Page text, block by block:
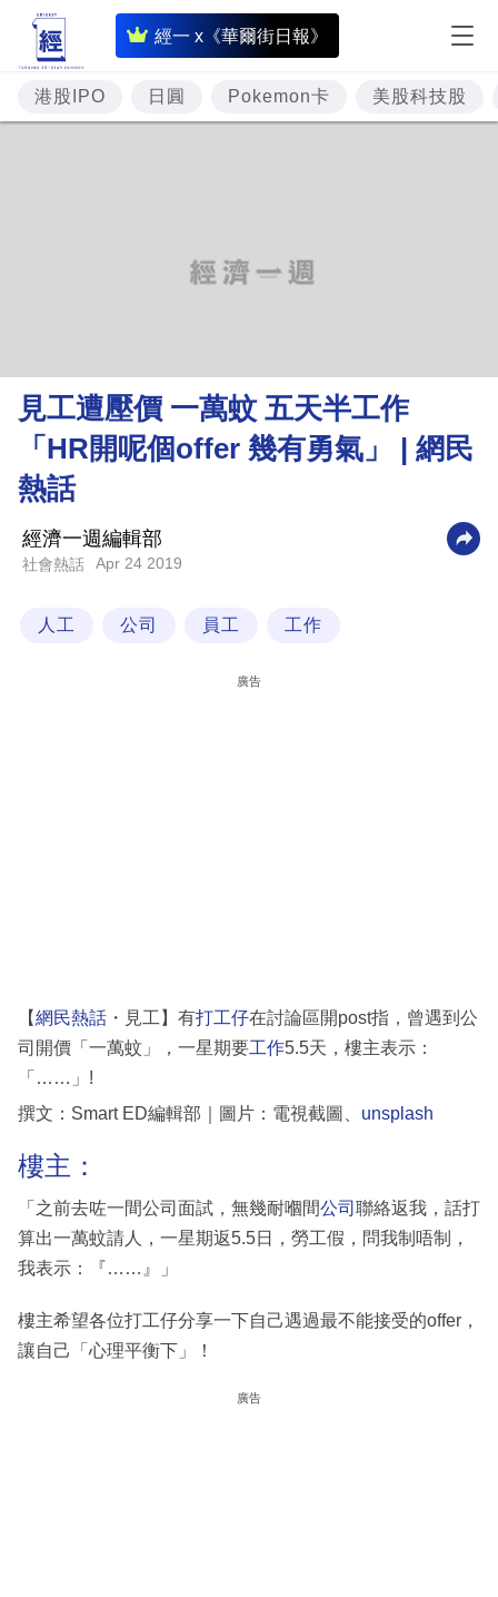
經一 x《華爾街日報》
即
時
財
經
理
財
商
科
技
場
港股IPO 日圓 Pokemon卡 美股科技股
見工遭壓價 一萬蚊 五天半工作
「HR開呢個offer 幾有勇氣」 | 網民
熱話
經濟一週編輯部
社會熱話 Apr 24 2019
人工 公司 員工 工作
廣告
【網民熱話 ・見工】有打工仔在討論區開post指，曾遇到公
司開價「一萬蚊」，一星期要工作5.5天，樓主表示：
「……」!
撰文：Smart ED編輯部｜圖片：電視截圖、 unsplash
樓主：
「之前去咗一間公司面試，無幾耐嗰間公司 聯絡返我，話打
算出一萬蚊請人，一星期返5.5日，勞工假，問我制唔制，
我表示：『……』」
樓主希望各位打工仔分享一下自己遇過最不能接受的offer，
讓自己「心理平衡下」！
廣告